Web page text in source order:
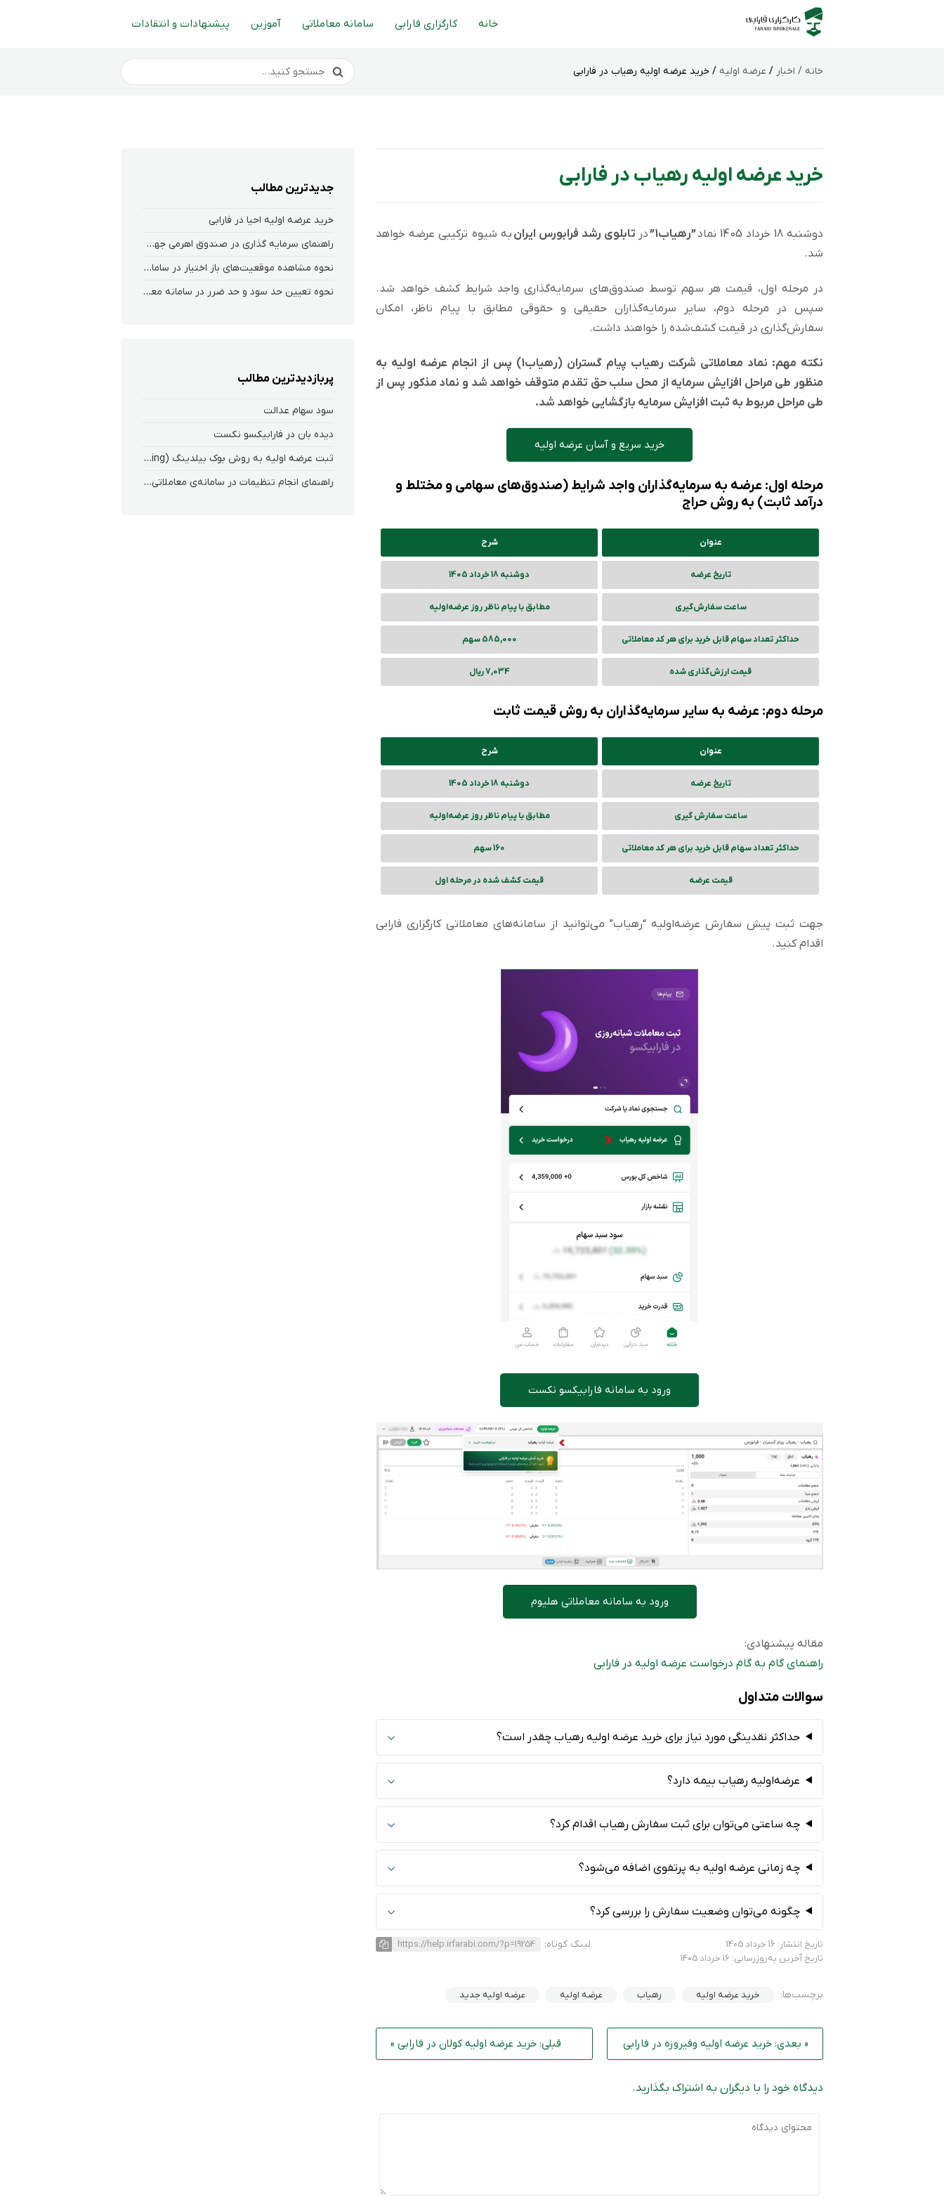
خانه کارگزاری فارابی سامانه معاملاتی آموزین پیشنهادات و انتقادات
خانه / اخبار / عرضه اولیه / خرید عرضه اولیه رهیاب در فارابی
خرید عرضه اولیه رهیاب در فارابی
دوشنبه 18 خرداد 1405 نماد ”رهیاب1” در تابلوی رشد فرابورس ایران به شیوه ترکیبی عرضه خواهد
شد.
در مرحله اول، قیمت هر سهم توسط صندوق‌های سرمایه‌گذاری واجد شرایط کشف خواهد شد.
سپس در مرحله دوم، سایر سرمایه‌گذاران حقیقی و حقوقی مطابق با پیام ناظر، امکان
سفارش‌گذاری در قیمت کشف‌شده را خواهند داشت.
نکته مهم: نماد معاملاتی شرکت رهیاب پیام گستران (رهیاب1) پس از انجام عرضه اولیه به
منظور طی مراحل افزایش سرمایه از محل سلب حق تقدم متوقف خواهد شد و نماد مذکور پس از
طی مراحل مربوط به ثبت افزایش سرمایه بازگشایی خواهد شد.
خرید سریع و آسان عرضه اولیه
مرحله اول: عرضه به سرمایه‌گذاران واجد شرایط (صندوق‌های سهامی و مختلط و
درآمد ثابت) به روش حراج
عنوان شرح
تاریخ عرضه دوشنبه 18 خرداد 1405
ساعت سفارش‌گیری مطابق با پیام ناظر روز عرضه‌‌اولیه
حداکثر تعداد سهام قابل خرید برای هر کد معاملاتی 585,000 سهم
قیمت ارزش‌گذاری شده 7,034 ریال
مرحله دوم: عرضه به سایر سرمایه‌گذاران به روش قیمت ثابت
عنوان شرح
تاریخ عرضه دوشنبه 18 خرداد 1405
ساعت سفارش گیری مطابق با پیام ناظر روز عرضه‌اولیه
حداکثر تعداد سهام قابل خرید برای هر کد معاملاتی 160 سهم
قیمت عرضه قیمت کشف شده در مرحله اول
جهت ثبت پیش سفارش عرضه‌اولیه “رهیاب” می‌توانید از سامانه‌های معاملاتی کارگزاری فارابی
اقدام کنید.
ورود به سامانه فارابیکسو نکست
ورود به سامانه معاملاتی هلیوم
مقاله پیشنهادی:
راهنمای گام به گام درخواست عرضه اولیه در فارابی
سوالات متداول
حداکثر نقدینگی مورد نیاز برای خرید عرضه اولیه رهیاب چقدر است؟
عرضه‌اولیه رهیاب بیمه دارد؟
چه ساعتی می‌توان برای ثبت سفارش رهیاب اقدام کرد؟
چه زمانی عرضه اولیه به پرتفوی اضافه می‌شود؟
چگونه می‌توان وضعیت سفارش را بررسی کرد؟
تاریخ انتشار: 16 خرداد 1405
تاریخ آخرین به‌روزرسانی: 16 خرداد 1405
لینک کوتاه: https://help.irfarabi.com/?p=19254
برچسب‌ها: خرید عرضه اولیه رهیاب عرضه اولیه عرضه اولیه جدید
« بعدی: خرید عرضه‌ اولیه وفیروزه در فارابی قبلی: خرید عرضه اولیه کولان در فارابی »
دیدگاه خود را با دیگران به اشتراک بگذارید.
جدیدترین مطالب
خرید عرضه اولیه احیا در فارابی
راهنمای سرمایه گذاری در صندوق اهرمی جهش
نحوه‌ مشاهده‌ موقعیت‌های باز اختیار در سامانه هلیوم و نکست
نحوه تعیین حد سود و حد ضرر در سامانه معاملاتی کارگزاری فارابی
پربازدیدترین مطالب
سود سهام عدالت
دیده بان در فارابیکسو نکست
ثبت عرضه اولیه به روش بوک بیلدینگ (Book Building) در کارگزاری فارابی
راهنمای انجام تنظیمات در سامانه‌ی معاملاتی ریواس